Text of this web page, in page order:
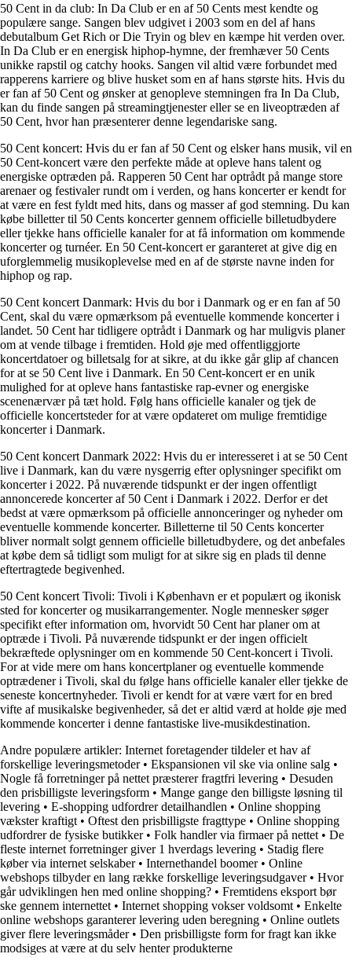
50 Cent in da club: In Da Club er en af 50 Cents mest kendte og
populære sange. Sangen blev udgivet i 2003 som en del af hans
debutalbum Get Rich or Die Tryin og blev en kæmpe hit verden over.
In Da Club er en energisk hiphop-hymne, der fremhæver 50 Cents
unikke rapstil og catchy hooks. Sangen vil altid være forbundet med
rapperens karriere og blive husket som en af hans største hits. Hvis du
er fan af 50 Cent og ønsker at genopleve stemningen fra In Da Club,
kan du finde sangen på streamingtjenester eller se en liveoptræden af
50 Cent, hvor han præsenterer denne legendariske sang.
50 Cent koncert: Hvis du er fan af 50 Cent og elsker hans musik, vil en
50 Cent-koncert være den perfekte måde at opleve hans talent og
energiske optræden på. Rapperen 50 Cent har optrådt på mange store
arenaer og festivaler rundt om i verden, og hans koncerter er kendt for
at være en fest fyldt med hits, dans og masser af god stemning. Du kan
købe billetter til 50 Cents koncerter gennem officielle billetudbydere
eller tjekke hans officielle kanaler for at få information om kommende
koncerter og turnéer. En 50 Cent-koncert er garanteret at give dig en
uforglemmelig musikoplevelse med en af de største navne inden for
hiphop og rap.
50 Cent koncert Danmark: Hvis du bor i Danmark og er en fan af 50
Cent, skal du være opmærksom på eventuelle kommende koncerter i
landet. 50 Cent har tidligere optrådt i Danmark og har muligvis planer
om at vende tilbage i fremtiden. Hold øje med offentliggjorte
koncertdatoer og billetsalg for at sikre, at du ikke går glip af chancen
for at se 50 Cent live i Danmark. En 50 Cent-koncert er en unik
mulighed for at opleve hans fantastiske rap-evner og energiske
scenenærvær på tæt hold. Følg hans officielle kanaler og tjek de
officielle koncertsteder for at være opdateret om mulige fremtidige
koncerter i Danmark.
50 Cent koncert Danmark 2022: Hvis du er interesseret i at se 50 Cent
live i Danmark, kan du være nysgerrig efter oplysninger specifikt om
koncerter i 2022. På nuværende tidspunkt er der ingen offentligt
annoncerede koncerter af 50 Cent i Danmark i 2022. Derfor er det
bedst at være opmærksom på officielle annonceringer og nyheder om
eventuelle kommende koncerter. Billetterne til 50 Cents koncerter
bliver normalt solgt gennem officielle billetudbydere, og det anbefales
at købe dem så tidligt som muligt for at sikre sig en plads til denne
eftertragtede begivenhed.
50 Cent koncert Tivoli: Tivoli i København er et populært og ikonisk
sted for koncerter og musikarrangementer. Nogle mennesker søger
specifikt efter information om, hvorvidt 50 Cent har planer om at
optræde i Tivoli. På nuværende tidspunkt er der ingen officielt
bekræftede oplysninger om en kommende 50 Cent-koncert i Tivoli.
For at vide mere om hans koncertplaner og eventuelle kommende
optrædener i Tivoli, skal du følge hans officielle kanaler eller tjekke de
seneste koncertnyheder. Tivoli er kendt for at være vært for en bred
vifte af musikalske begivenheder, så det er altid værd at holde øje med
kommende koncerter i denne fantastiske live-musikdestination.
Andre populære artikler: Internet foretagender tildeler et hav af
forskellige leveringsmetoder• Ekspansionen vil ske via online salg •
Nogle få forretninger på nettet præsterer fragtfri levering • Desuden
den prisbilligste leveringsform • Mange gange den billigste løsning til
levering • E-shopping udfordrer detailhandlen • Online shopping
vækster kraftigt • Oftest den prisbilligste fragttype • Online shopping
udfordrer de fysiske butikker• Folk handler via firmaer på nettet • De
fleste internet forretninger giver 1 hverdags levering • Stadig flere
køber via internet selskaber• Internethandel boomer• Online
webshops tilbyder en lang række forskellige leveringsudgaver• Hvor
går udviklingen hen med online shopping? • Fremtidens eksport bør
ske gennem internettet • Internet shopping vokser voldsomt • Enkelte
online webshops garanterer levering uden beregning • Online outlets
giver flere leveringsmåder• Den prisbilligste form for fragt kan ikke
modsiges at være at du selv henter produkterne